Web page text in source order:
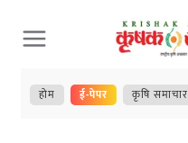
Skip
to
content
होम ई-पेपर कृषि समाचार